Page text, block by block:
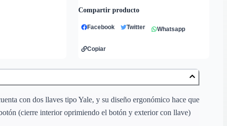
Compartir producto
Facebook Twitter Whatsapp
Copiar
con dos llaves tipo Yale, y su diseño ergonómico hace que
(cierre interior oprimiendo el botón y exterior con llave)